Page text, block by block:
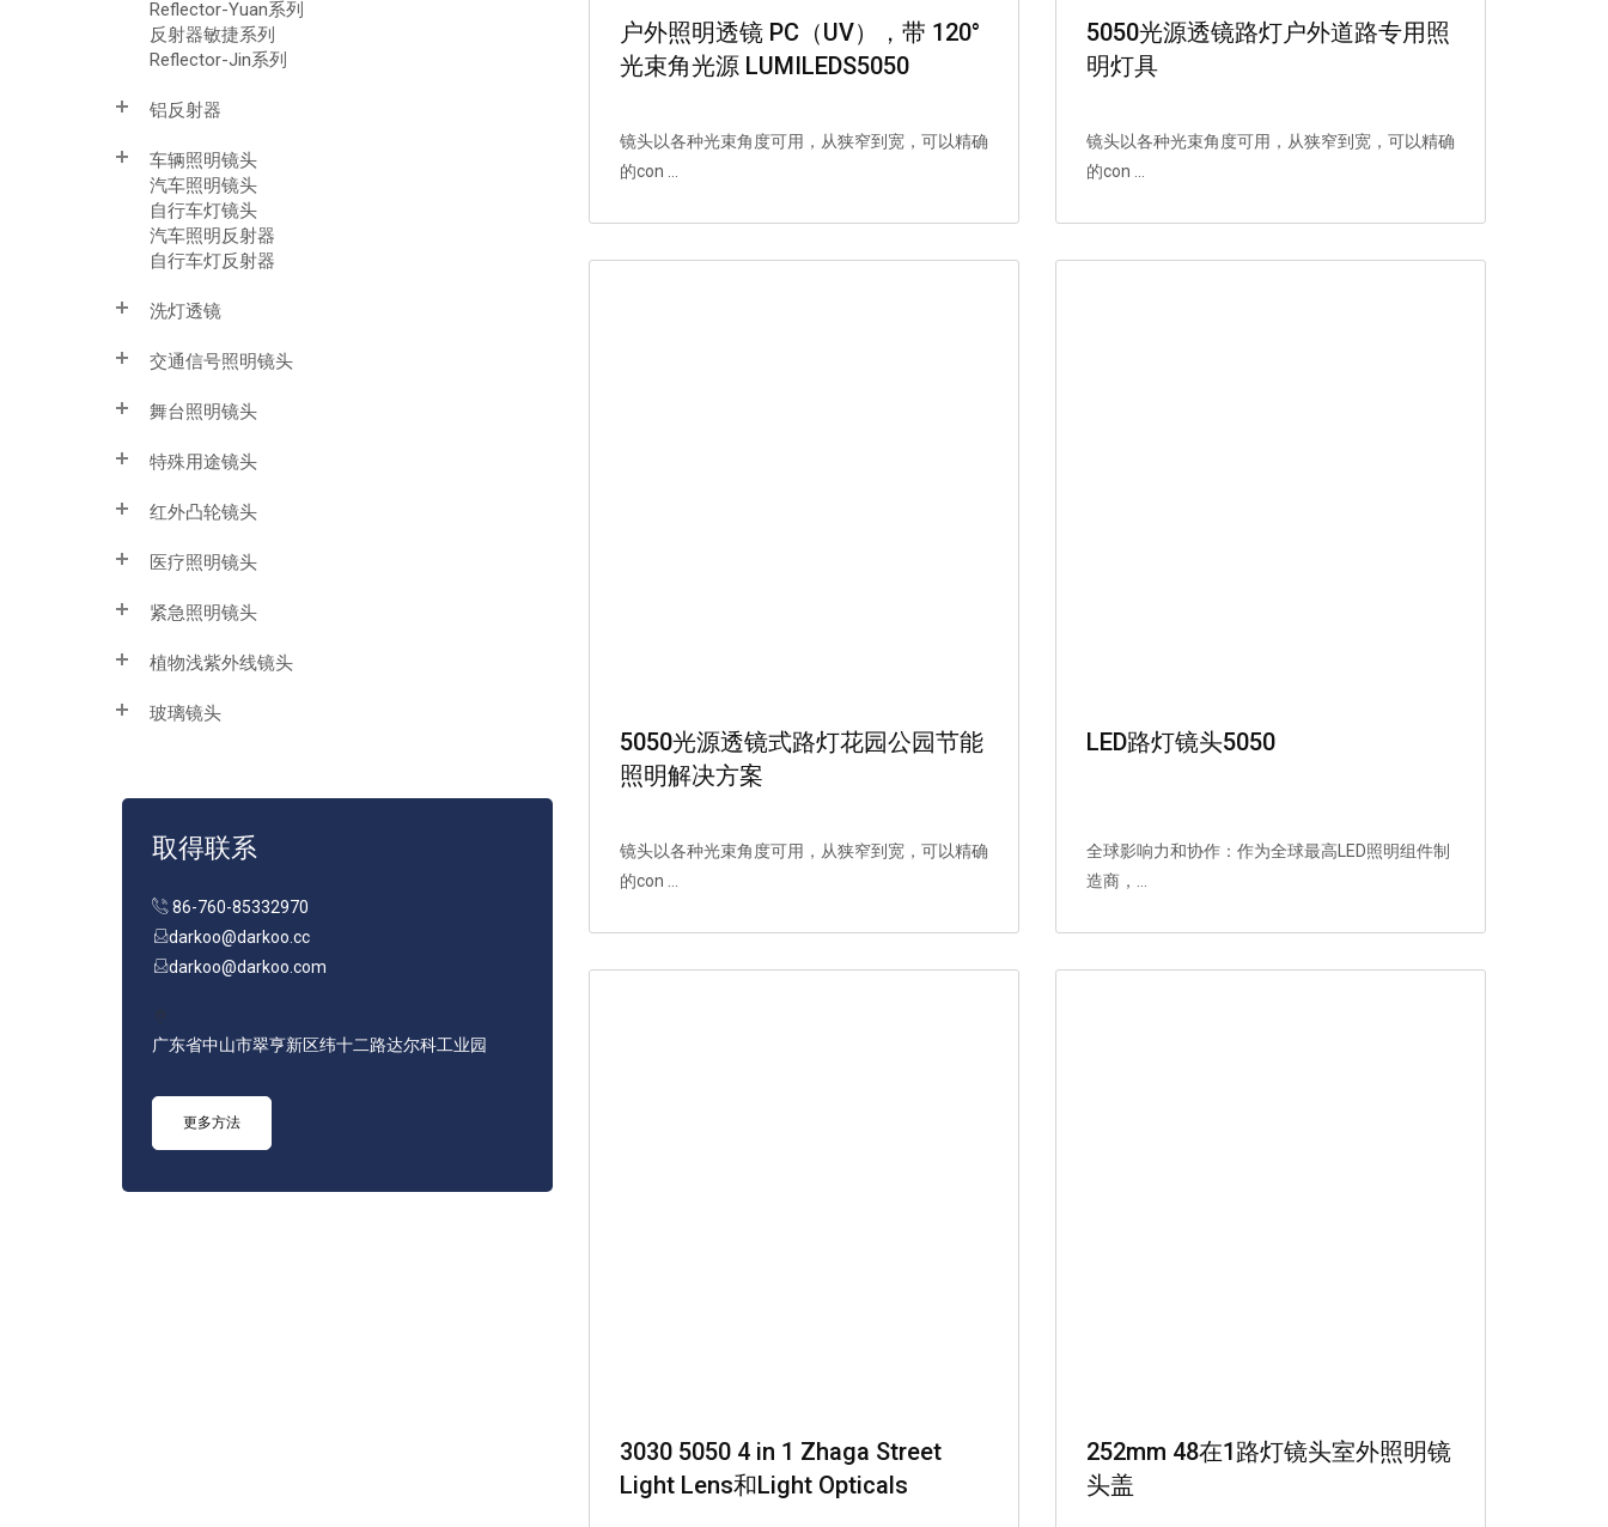
Reflector-Yuan系列
反射器敏捷系列
Reflector-Jin系列
铝反射器
车辆照明镜头
汽车照明镜头
自行车灯镜头
汽车照明反射器
自行车灯反射器
洗灯透镜
交通信号照明镜头
舞台照明镜头
特殊用途镜头
红外凸轮镜头
医疗照明镜头
紧急照明镜头
植物浅紫外线镜头
玻璃镜头
取得联系
86-760-85332970
darkoo@darkoo.cc
darkoo@darkoo.com
广东省中山市翠亨新区纬十二路达尔科工业园
更多方法
户外照明透镜 PC（UV），带 120°
光束角光源 LUMILEDS5050
镜头以各种光束角度可用，从狭窄到宽，可以精确
的con ...
5050光源透镜路灯户外道路专用照
明灯具
镜头以各种光束角度可用，从狭窄到宽，可以精确
的con ...
5050光源透镜式路灯花园公园节能
照明解决方案
镜头以各种光束角度可用，从狭窄到宽，可以精确
的con ...
LED路灯镜头5050
全球影响力和协作：作为全球最高LED照明组件制
造商，...
3030 5050 4 in 1 Zhaga Street
Light Lens和Light Opticals
252mm 48在1路灯镜头室外照明镜
头盖